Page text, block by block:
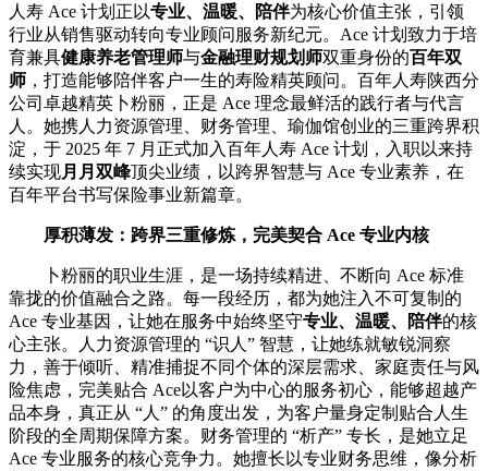
人寿 Ace 计划正以专业、温暖、陪伴为核心价值主张，引领
行业从销售驱动转向专业顾问服务新纪元。Ace 计划致力于培
育兼具健康养老管理师与金融理财规划师双重身份的百年双
师 ，打造能够陪伴客户一生的寿险精英顾问。百年人寿陕西分
公司卓越精英卜粉丽，正是 Ace 理念最鲜活的践行者与代言
人。她携人力资源管理、财务管理、瑜伽馆创业的三重跨界积
淀，于 2025 年 7 月正式加入百年人寿 Ace 计划，入职以来持
续实现月月双峰顶尖业绩，以跨界智慧与 Ace 专业素养，在
百年平台书写保险事业新篇章。
厚积薄发：跨界三重修炼，完美契合 Ace 专业内核
卜粉丽的职业生涯，是一场持续精进、不断向 Ace 标准
靠拢的价值融合之路。每一段经历，都为她注入不可复制的
Ace 专业基因，让她在服务中始终坚守专业、温暖、陪伴的核
心主张。人力资源管理的 “识人” 智慧，让她练就敏锐洞察
力，善于倾听、精准捕捉不同个体的深层需求、家庭责任与风
险焦虑，完美贴合 Ace以客户为中心的服务初心，能够超越产
品本身，真正从 “人” 的角度出发，为客户量身定制贴合人生
阶段的全周期保障方案。财务管理的 “析产” 专长，是她立足
Ace 专业服务的核心竞争力。她擅长以专业财务思维，像分析